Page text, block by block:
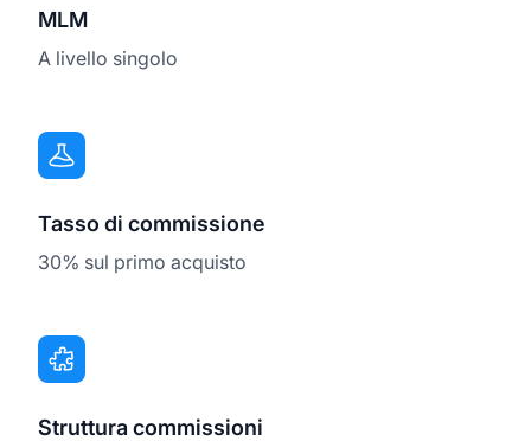
MLM
A livello singolo
Tasso di commissione
30% sul primo acquisto
Struttura commissioni